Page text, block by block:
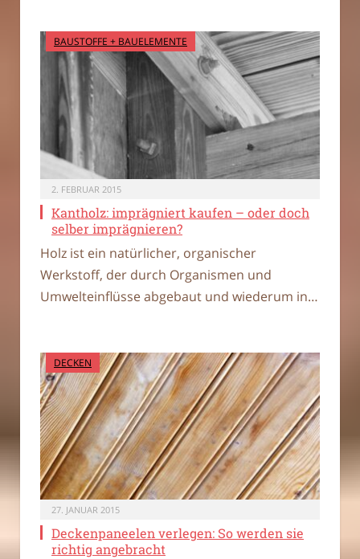
BAUSTOFFE + BAUELEMENTE
2. FEBRUAR 2015
Kantholz: imprägniert kaufen – oder doch
selber imprägnieren?
Holz ist ein natürlicher, organischer
Werkstoff, der durch Organismen und
Umwelteinflüsse abgebaut und wiederum in…
DECKEN
27. JANUAR 2015
Deckenpaneelen verlegen: So werden sie
richtig angebracht